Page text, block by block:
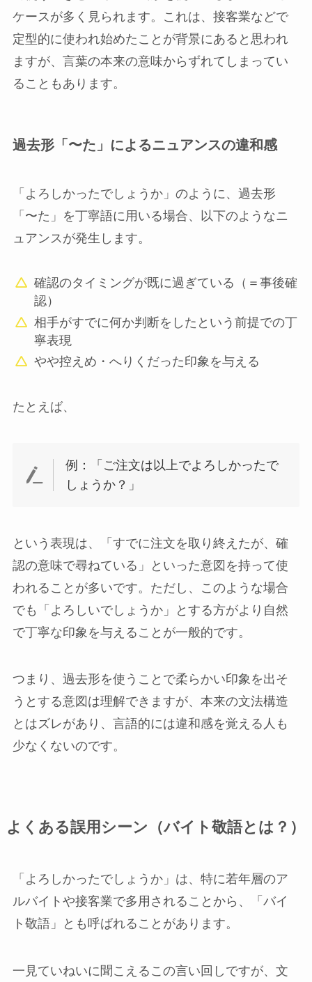
ケースが多く見られます。これは、接客業などで
定型的に使われ始めたことが背景にあると思われ
ますが、言葉の本来の意味からずれてしまってい
ることもあります。
過去形「〜た」によるニュアンスの違和感
「よろしかったでしょうか」のように、過去形
「〜た」を丁寧語に用いる場合、以下のようなニ
ュアンスが発生します。
確認のタイミングが既に過ぎている（＝事後確
認）
相手がすでに何か判断をしたという前提での丁
寧表現
やや控えめ・へりくだった印象を与える
たとえば、
例：「ご注文は以上でよろしかったで
しょうか？」
という表現は、「すでに注文を取り終えたが、確
認の意味で尋ねている」といった意図を持って使
われることが多いです。ただし、このような場合
でも「よろしいでしょうか」とする方がより自然
で丁寧な印象を与えることが一般的です。
つまり、過去形を使うことで柔らかい印象を出そ
うとする意図は理解できますが、本来の文法構造
とはズレがあり、言語的には違和感を覚える人も
少なくないのです。
よくある誤用シーン（バイト敬語とは？）
「よろしかったでしょうか」は、特に若年層のア
ルバイトや接客業で多用されることから、「バイ
ト敬語」とも呼ばれることがあります。
一見ていねいに聞こえるこの言い回しですが、文